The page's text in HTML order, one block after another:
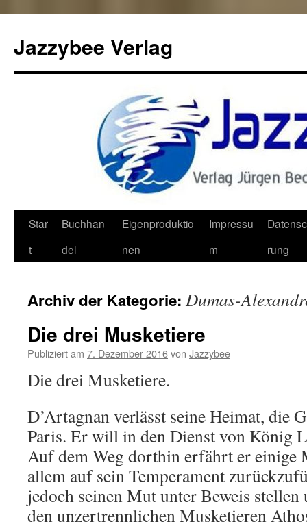
Jazzybee Verlag
Zum
Inhalt
Star
t
Buchhan
del
Eigenproduktio
nen
Impressu
m
rung
Archiv der Kategorie: Dumas-
Die drei Musketiere
Publiziert am 7. Dezember 2016von Jazzybee
Die drei Musketiere.
D’Artagnan verlässt seine Heimat, die
Paris. Er will in den Dienst von König
Auf dem Weg dorthin erfährt er einige
allem auf sein Temperament
jedoch seinen Mut unter Beweis
den unzertrennlichen Musketieren